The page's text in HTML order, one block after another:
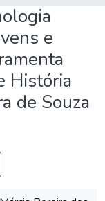
e
História
de Souza